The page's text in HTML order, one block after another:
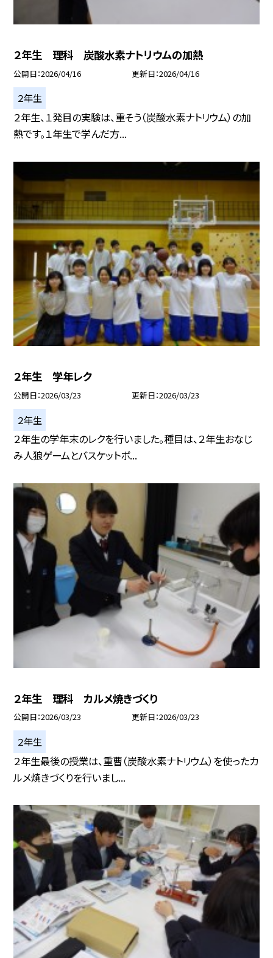
２年生 理科 炭酸水素ナトリウムの加熱
公開日 2026/04/16 更新日 2026/04/16
２年生
２年生、１発目の実験は、重そう（炭酸水素ナトリウム）の加
熱です。１年生で学んだ方...
２年生 学年レク
公開日 2026/03/23 更新日 2026/03/23
２年生
２年生の学年末のレクを行いました。種目は、２年生おなじ
み人狼ゲームとバスケットボ...
２年生 理科 カルメ焼きづくり
公開日 2026/03/23 更新日 2026/03/23
２年生
２年生最後の授業は、重曹（炭酸水素ナトリウム）を使ったカ
ルメ焼きづくりを行いまし...